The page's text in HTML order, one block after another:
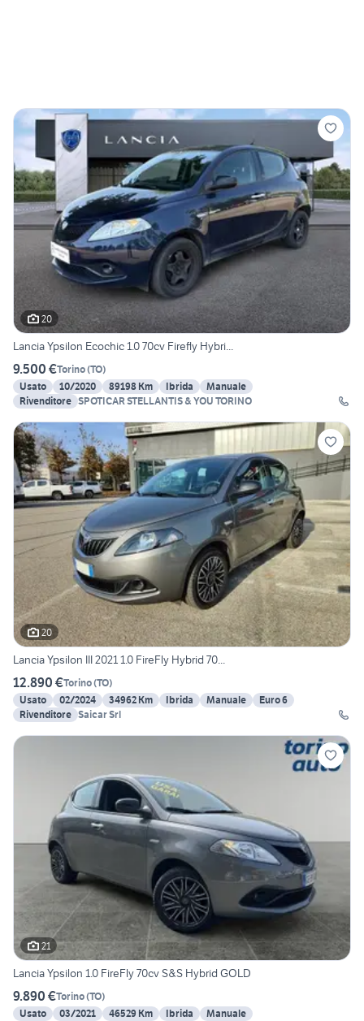
20
Lancia Ypsilon Ecochic 1.0 70cv Firefly Hybri...
9.500 €Torino(TO)
Usato
10/2020 89198 Km Ibrida
Manuale
Rivenditore SPOTICAR STELLANTIS & YOU TORINO
20
Lancia Ypsilon III 2021 1.0 FireFly Hybrid 70...
12.890 €Torino(TO)
Usato
02/2024 34962 Km Ibrida Manuale
Euro 6
Rivenditore Saicar Srl
21
Lancia Ypsilon 1.0 FireFly 70cv S&S Hybrid GOLD
9.890 €Torino(TO)
Usato
03/2021 46529 Km Ibrida
Manuale